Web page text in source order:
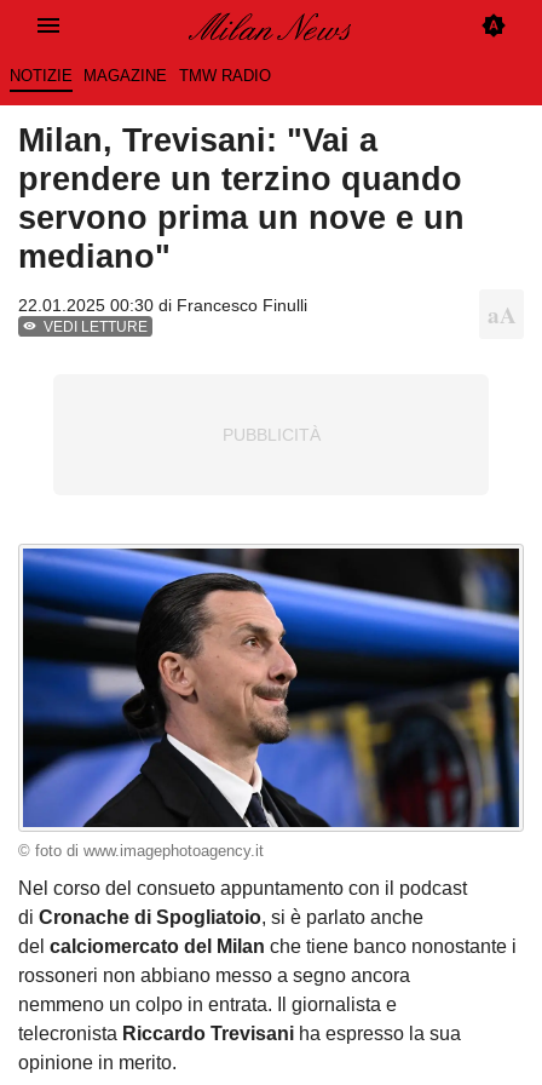
NOTIZIE MAGAZINE TMW RADIO
Milan, Trevisani: "Vai a
prendere un terzino quando
servono prima un nove e un
mediano"
22.01.2025 00:30 di Francesco Finulli
VEDI LETTURE
© foto di www.imagephotoagency.it
Nel corso del consueto appuntamento con il podcast
di Cronache di Spogliatoio, si è parlato anche
del calciomercato del Milan che tiene banco nonostante i
rossoneri non abbiano messo a segno ancora
nemmeno un colpo in entrata. Il giornalista e
telecronista Riccardo Trevisani ha espresso la sua
opinione in merito.